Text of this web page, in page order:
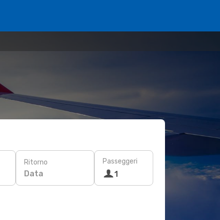
Ritorno
Data
Passeggeri
1